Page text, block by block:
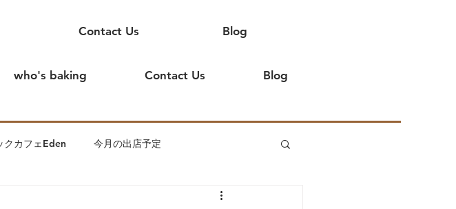
who's baking Contact Us Blog
クカフェEden 今月の出店予定
Contact Us Blog